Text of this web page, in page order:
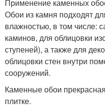
Применение каменных
Обои из камня подходят
влажностью, в том числе:
каминов, для облицовки
ступеней), а также для
облицовки стен внутри
сооружений.
Каменные обои
плитке.